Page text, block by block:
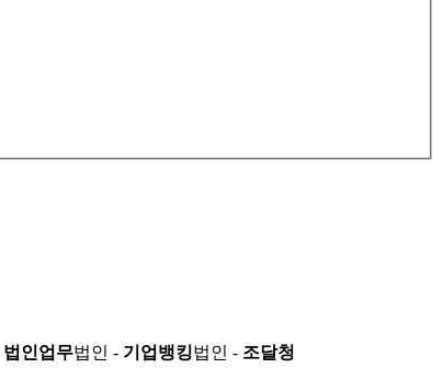
법인업무법인 - 기업뱅킹법인 - 조달청